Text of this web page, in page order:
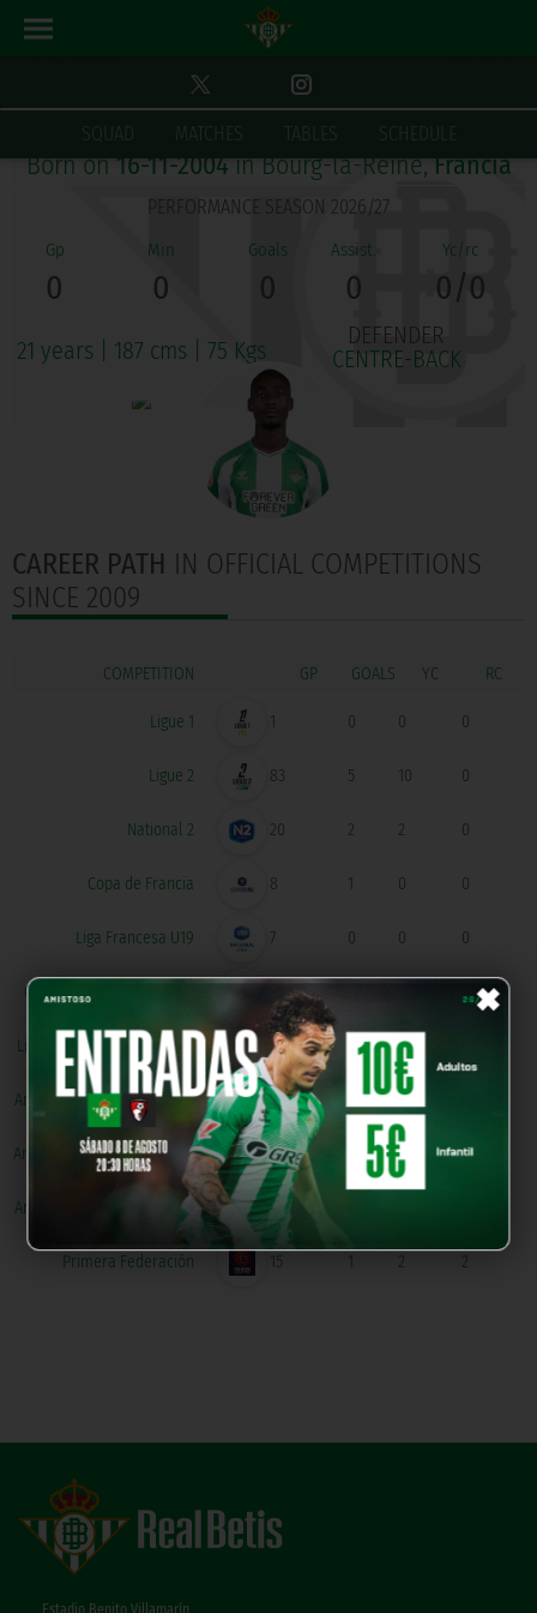
SQUAD MATCHES TABLES SCHEDULE
×
YOAN WAKIS KORÉ
Born on16-11-2004in Bourg-la-Reine,Francia
PERFORMANCE SEASON 2026/27
0 0 0 0 0/0
21 years 187 cms 75 Kgs
DEFENDER
CENTRE-BACK
CAREER PATH IN OFFICIAL COMPETITIONS
SINCE 2009
COMPETITION GOALS
Ligue 1 1 0 0 0
Ligue 2 83 5 10 0
National 2 20 2 2 0
Copa de Francia 8 1 0 0
Liga Francesa U19 7 0 0 0
Clasificación Europeo U19 0
Ligue 2 - Play Offs Ascenso 2 0
Amistosos Selecciones U19 3 0
Amistosos Selecciones U20 5 1 0
Amistosos Selecciones U18 9
Primera Federación 15 1 2 2
Estadio Benito Villamarín